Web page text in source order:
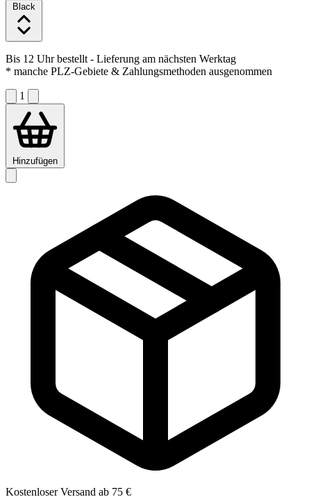
Black
Bis 12 Uhr bestellt - Lieferung am nächsten Werktag
* manche PLZ-Gebiete & Zahlungsmethoden ausgenommen
1
Hinzufügen
Kostenloser Versand ab 75 €